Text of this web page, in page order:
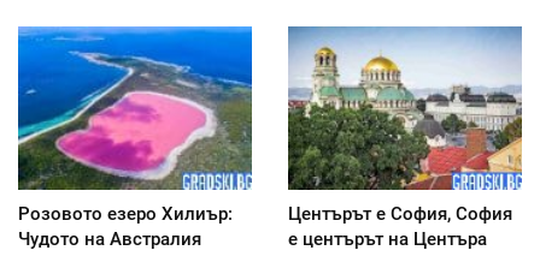
Розовото езеро Хилиър:
Чудото на Австралия
Центърът е София, София
е центърът на Центъра